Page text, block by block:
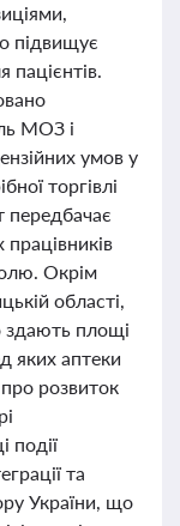
підвищує
пацієнтів.
МОЗ і
умов у
торгівлі
передбачає
Окрім
області,
здають площі
яких аптеки
розвиток
події
та
України, що